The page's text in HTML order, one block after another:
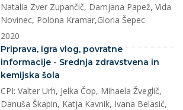
Natalia Zver Zupančič, Damjana Papež, Vida
Novinec, Polona Kramar,Gloria Šepec
2020
splet
Priprava, igra vlog, povratne
informacije - Srednja zdravstvena in
kemijska šola
CPI: Valter Urh, Jelka Čop, Mihaela Žveglič,
Danuša Škapin, Katja Kavnik, Ivana Belasić,